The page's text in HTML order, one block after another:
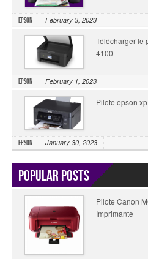
Epson February 3, 2023
Télécharger le
4100
Epson February 1, 2023
Pilote epson
Epson January 30, 2023
Popular Posts
Pilote Canon
Imprimante